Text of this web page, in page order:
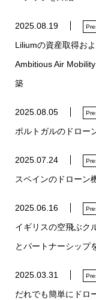
2025.08.19
Liliumの資産取得お
Ambitious Air
築
2025.08.05
ポルトガルのドロー
2025.07.24
スペインのドローン
2025.06.16
イギリスの空飛ぶク
とパートナーシップ
2025.03.31
だれでも簡単にドロ